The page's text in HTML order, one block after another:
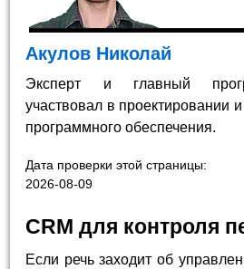
Акулов Николай
Эксперт и главный
участвовал в проектировании
программного обеспечения.
Дата проверки этой страницы:
2026-08-09
CRM для контроля
Если речь заходит об